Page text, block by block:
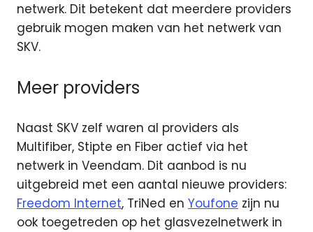
netwerk. Dit betekent dat meerdere providers
gebruik mogen maken van het netwerk van
SKV.
Meer providers
Naast SKV zelf waren al providers als
Multifiber, Stipte en Fiber actief via het
netwerk in Veendam. Dit aanbod is nu
uitgebreid met een aantal nieuwe providers:
Freedom Internet, TriNed en Youfone zijn nu
ook toegetreden op het glasvezelnetwerk in